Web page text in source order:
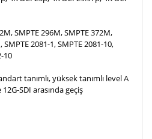
SMPTE 296M, SMPTE 372M,
2081-1, SMPTE 2081-10,
10
tanımlı, yüksek tanımlı level A
SDI arasında geçiş